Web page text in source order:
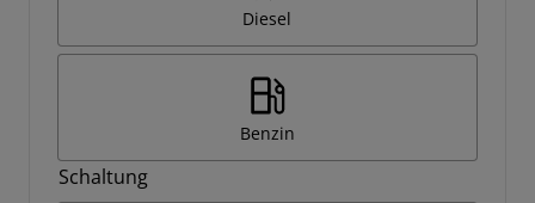
Diesel
Benzin
Schaltung